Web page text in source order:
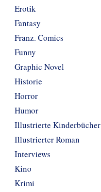
Erotik
Fantasy
Franz. Comics
Funny
Graphic Novel
Historie
Horror
Humor
Illustrierte Kinderbücher
Illustrierter Roman
Interviews
Kino
Krimi